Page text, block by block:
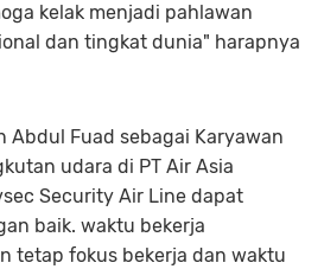
kelak menjadi pahlawan
dan tingkat dunia" harapnya
Abdul Fuad sebagai Karyawan
udara di PT Air Asia
Security Air Line dapat
baik. waktu bekerja
tetap fokus bekerja dan waktu